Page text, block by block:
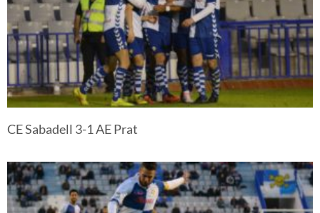
CE Sabadell 3-1 AE Prat